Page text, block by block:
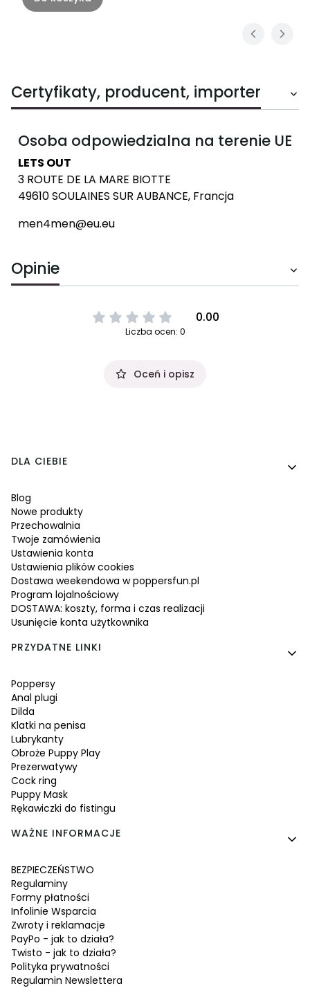
Certyfikaty, producent, importer
Osoba odpowiedzialna na terenie UE
LETS OUT
3 ROUTE DE LA MARE BIOTTE
49610 SOULAINES SUR AUBANCE, Francja
men4men@eu.eu
Opinie
0.00
Liczba ocen: 0
Oceń i opisz
Linki w stopce
DLA CIEBIE
Blog
Nowe produkty
Przechowalnia
Twoje zamówienia
Ustawienia konta
Ustawienia plików cookies
Dostawa weekendowa w poppersfun.pl
Program lojalnościowy
DOSTAWA: koszty, forma i czas realizacji
Usunięcie konta użytkownika
PRZYDATNE LINKI
Poppersy
Anal plugi
Dilda
Klatki na penisa
Lubrykanty
Obroże Puppy Play
Prezerwatywy
Cock ring
Puppy Mask
Rękawiczki do fistingu
WAŻNE INFORMACJE
BEZPIECZEŃSTWO
Regulaminy
Formy płatności
Infolinie Wsparcia
Zwroty i reklamacje
PayPo - jak to działa?
Twisto - jak to działa?
Polityka prywatności
Regulamin Newslettera